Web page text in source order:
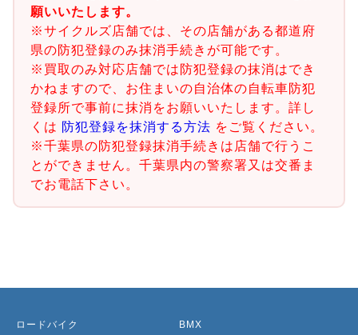
願いいたします。
※サイクルズ店舗では、その店舗がある都道府
県の防犯登録のみ抹消手続きが可能です。
※買取のみ対応店舗では防犯登録の抹消はでき
かねますので、お住まいの自治体の自転車防犯
登録所で事前に抹消をお願いいたします。詳し
くは 防犯登録を抹消する方法 をご覧ください。
※千葉県の防犯登録抹消手続きは店舗で行うこ
とができません。千葉県内の警察署又は交番ま
でお電話下さい。
ロードバイク BMX